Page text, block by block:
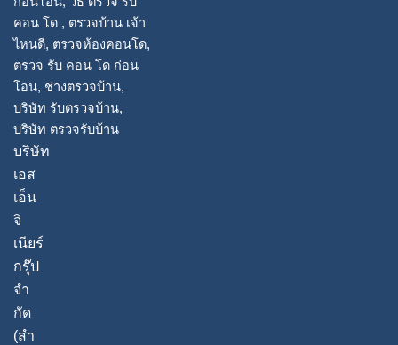
บริษัท
เอส
เอ็น
จิ
เนียร์
กรุ๊ป
จํา
กัด
(สํา